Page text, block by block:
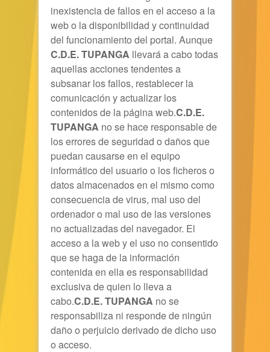
inexistencia de fallos en el acceso a la
web o la disponibilidad y continuidad
del funcionamiento del portal. Aunque
C.D.E. TUPANGA llevará a cabo todas
aquellas acciones tendentes a
subsanar los fallos, restablecer la
comunicación y actualizar los
contenidos de la página web.C.D.E.
TUPANGA no se hace responsable de
los errores de seguridad o daños que
puedan causarse en el equipo
informático del usuario o los ficheros o
datos almacenados en el mismo como
consecuencia de virus, mal uso del
ordenador o mal uso de las versiones
no actualizadas del navegador. El
acceso a la web y el uso no consentido
que se haga de la información
contenida en ella es responsabilidad
exclusiva de quien lo lleva a
cabo.C.D.E. TUPANGA no se
responsabiliza ni responde de ningún
daño o perjuicio derivado de dicho uso
o acceso.